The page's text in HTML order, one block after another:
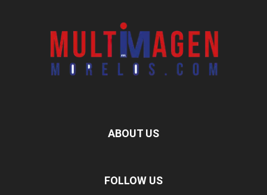
ABOUT US
FOLLOW US